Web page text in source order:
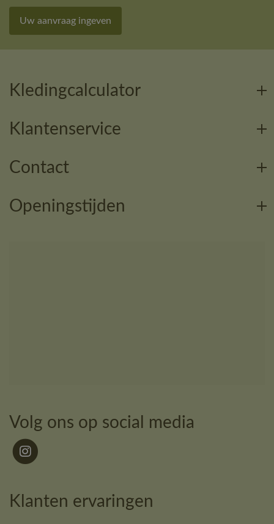
Uw aanvraag ingeven
Kledingcalculator
Klantenservice
Contact
Openingstijden
Volg ons op social media
Klanten ervaringen